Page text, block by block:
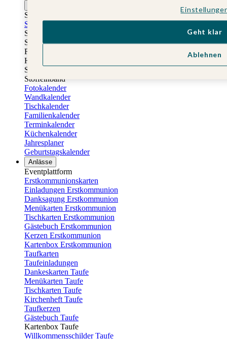
Stoffeinband mit Foto
Softcover mit Foto
Stoffeinband mit Veredelung
Softcover mit Veredelung
Fotobücher
Hardcover
Softcover
Stoffeinband
Fotokalender
Wandkalender
Tischkalender
Familienkalender
Terminkalender
Küchenkalender
Jahresplaner
Geburtstagskalender
Anlässe
Eventplattform
Erstkommunionskarten
Einladungen Erstkommunion
Danksagung Erstkommunion
Menükarten Erstkommunion
Tischkarten Erstkommunion
Gästebuch Erstkommunion
Kerzen Erstkommunion
Kartenbox Erstkommunion
Taufkarten
Taufeinladungen
Dankeskarten Taufe
Menükarten Taufe
Tischkarten Taufe
Kirchenheft Taufe
Taufkerzen
Gästebuch Taufe
Kartenbox Taufe
Willkommensschilder Taufe
Ablehnen
Geht klar